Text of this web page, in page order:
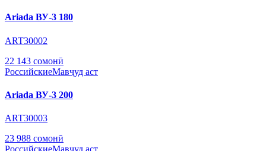
Ariada ВУ-3 180
ART30002
22 143 сомонӣ
РоссийскиеМавҷуд аст
Ariada ВУ-3 200
ART30003
23 988 сомонӣ